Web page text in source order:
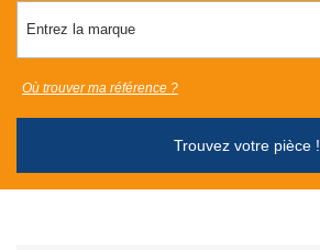
Entrez la marque
Trouvez votre pièce !
Où trouver ma référence ?